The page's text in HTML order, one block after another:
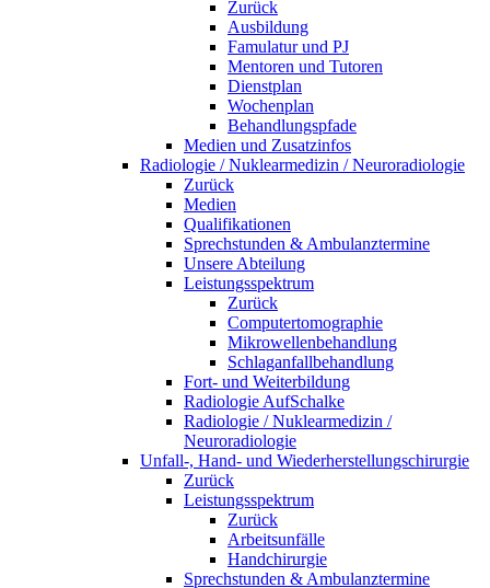
Zurück
Ausbildung
Famulatur und PJ
Mentoren und Tutoren
Dienstplan
Wochenplan
Behandlungspfade
Medien und Zusatzinfos
Radiologie / Nuklearmedizin / Neuroradiologie
Zurück
Medien
Qualifikationen
Sprechstunden & Ambulanztermine
Unsere Abteilung
Leistungsspektrum
Zurück
Computertomographie
Mikrowellenbehandlung
Schlaganfallbehandlung
Fort- und Weiterbildung
Radiologie AufSchalke
Radiologie / Nuklearmedizin /
Neuroradiologie
Unfall-, Hand- und Wiederherstellungschirurgie
Zurück
Leistungsspektrum
Zurück
Arbeitsunfälle
Handchirurgie
Sprechstunden & Ambulanztermine